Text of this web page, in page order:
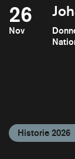
26
Nov
Historie 2026